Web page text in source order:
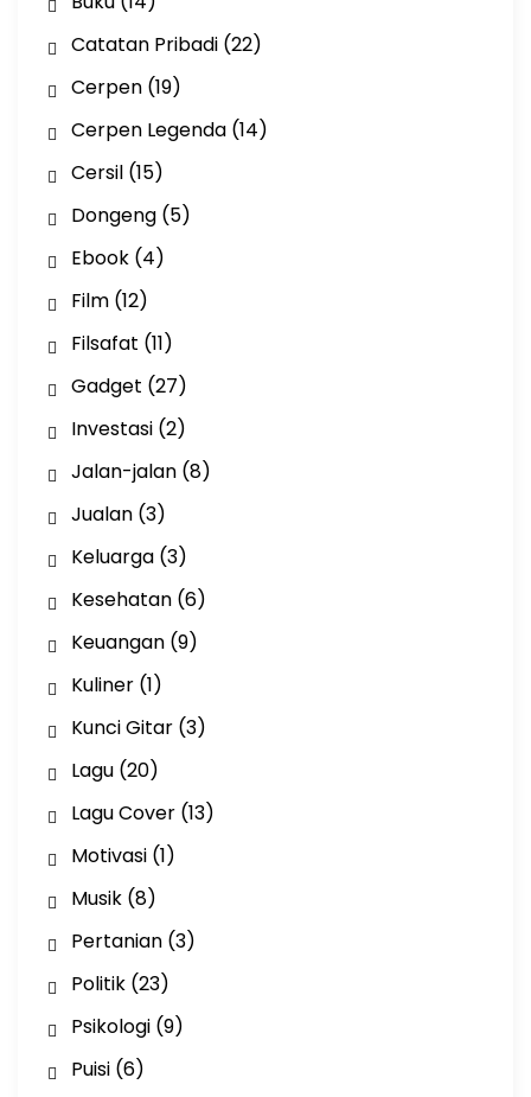
Catatan Pribadi(22)
Cerpen(19)
Cerpen Legenda(14)
Cersil(15)
Dongeng(5)
Ebook(4)
Film(12)
Filsafat (11)
Gadget (27)
Investasi(2)
Jalan-jalan(8)
Jualan(3)
Keluarga(3)
Kesehatan(6)
Keuangan(9)
Kuliner(1)
Kunci Gitar(3)
Lagu(20)
Lagu Cover(13)
Motivasi(1)
Musik(8)
Pertanian(3)
Politik(23)
Psikologi(9)
Puisi(6)